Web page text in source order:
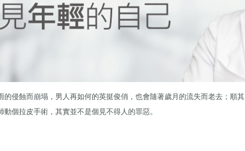
的侵蝕而崩塌，男人再如何的英挺俊俏，也會隨著歲月的流失而老去；順
動個拉皮手術，其實並不是個見不得人的罪惡。